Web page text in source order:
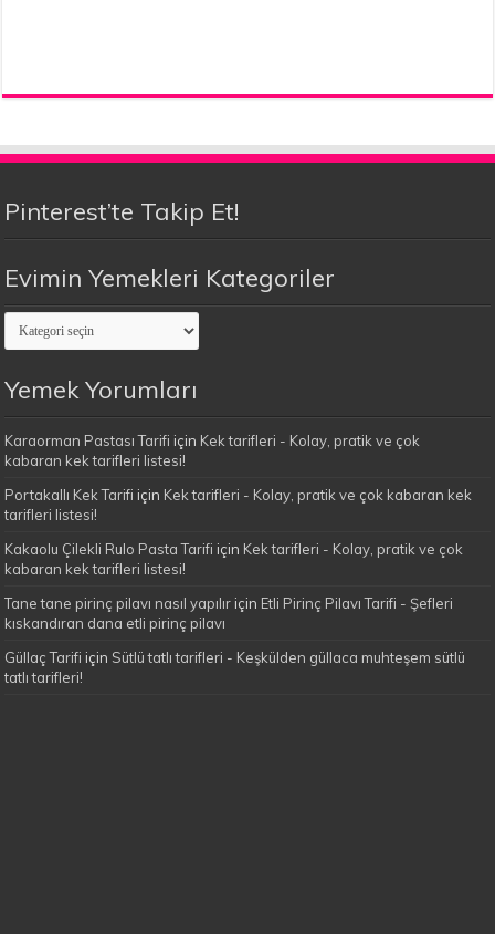
Pinterest’te Takip Et!
Evimin Yemekleri Kategoriler
Evimin
Yemekleri
Kategoriler
Yemek Yorumları
Karaorman Pastası Tarifi için Kek tarifleri - Kolay, pratik ve çok
kabaran kek tarifleri listesi!
Portakallı Kek Tarifi için Kek tarifleri - Kolay, pratik ve çok kabaran kek
tarifleri listesi!
Kakaolu Çilekli Rulo Pasta Tarifi için Kek tarifleri - Kolay, pratik ve çok
kabaran kek tarifleri listesi!
Tane tane pirinç pilavı nasıl yapılır için Etli Pirinç Pilavı Tarifi - Şefleri
kıskandıran dana etli pirinç pilavı
Güllaç Tarifi için Sütlü tatlı tarifleri - Keşkülden güllaca muhteşem sütlü
tatlı tarifleri!